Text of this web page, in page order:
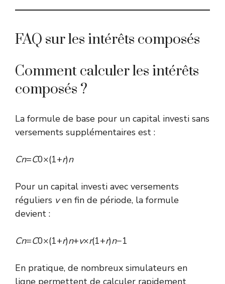
FAQ sur les intérêts composés
Comment calculer les intérêts
composés ?
La formule de base pour un capital investi sans
versements supplémentaires est :
Cn=C0×(1+r)n
Pour un capital investi avec versements
réguliers ven fin de période, la formule
devient :
Cn=C0×(1+r)n+v×r(1+r)n−1
En pratique, de nombreux simulateurs en
ligne permettent de calculer rapidement